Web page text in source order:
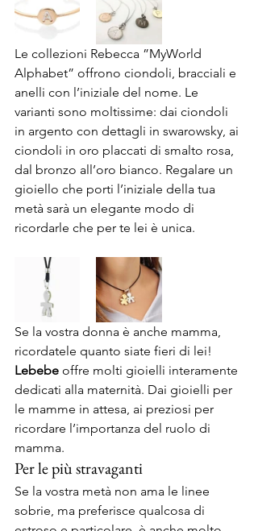
Le collezioni Rebecca ”MyWorld
Alphabet” offrono ciondoli, bracciali e
anelli con l’iniziale del nome. Le
varianti sono moltissime: dai ciondoli
in argento con dettagli in swarowsky, ai
ciondoli in oro placcati di smalto rosa,
dal bronzo all’oro bianco. Regalare un
gioiello che porti l’iniziale della tua
metà sarà un elegante modo di
ricordarle che per te lei è unica.
Se la vostra donna è anche mamma,
ricordatele quanto siate fieri di lei!
Lebebe offre molti gioielli interamente
dedicati alla maternità. Dai gioielli per
le mamme in attesa, ai preziosi per
ricordare l’importanza del ruolo di
mamma.
Per le più stravaganti
Se la vostra metà non ama le linee
sobrie, ma preferisce qualcosa di